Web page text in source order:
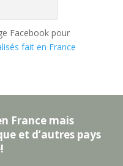
Facebook pour
fait en France
France mais
et d’autres pays